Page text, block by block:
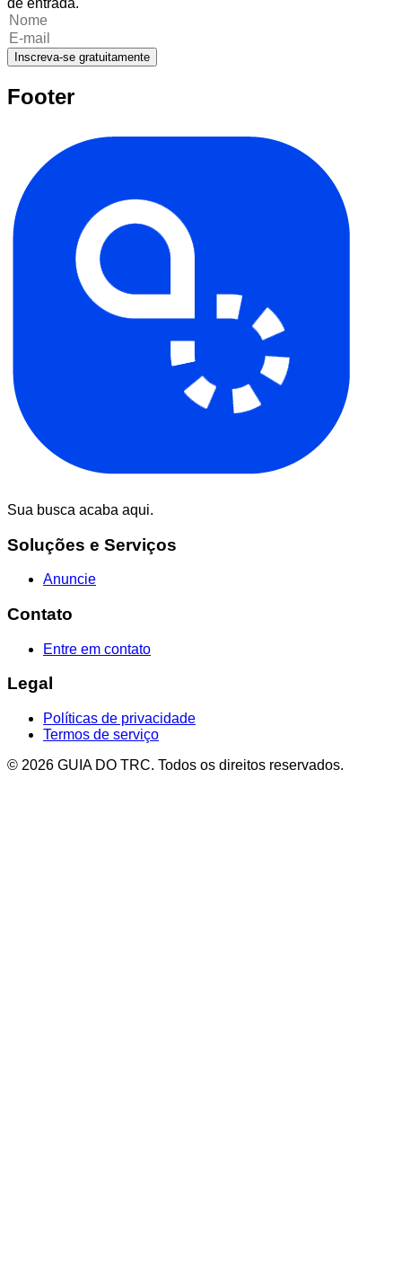
de entrada.
Inscreva-se gratuitamente
Footer
Sua busca acaba aqui.
Soluções e Serviços
Anuncie
Contato
Entre em contato
Legal
Políticas de privacidade
Termos de serviço
© 2026 GUIA DO TRC. Todos os direitos reservados.